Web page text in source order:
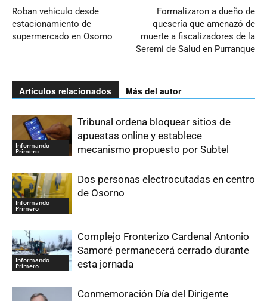
Roban vehículo desde
estacionamiento de
supermercado en Osorno
Formalizaron a dueño de
quesería que amenazó de
muerte a fiscalizadores de la
Seremi de Salud en Purranque
Artículos relacionados Más del autor
Informando
Primero
Tribunal ordena bloquear sitios de
apuestas online y establece
mecanismo propuesto por Subtel
Informando
Primero
Dos personas electrocutadas en centro
de Osorno
Informando
Primero
Complejo Fronterizo Cardenal Antonio
Samoré permanecerá cerrado durante
esta jornada
Conmemoración Día del Dirigente